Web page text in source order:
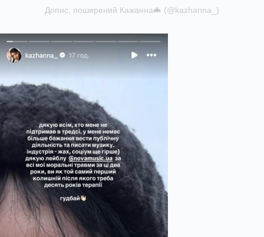
Допис, поширений Кажанна🦇 (@kazhanna_)